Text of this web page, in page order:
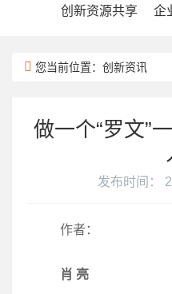
创新资源共享 企
您当前位置：创新资讯
做一个“罗文”
发布时间：
作者：
肖 亮